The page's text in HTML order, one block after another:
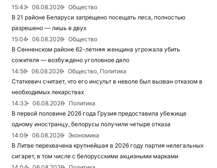
15:43
06.08.2026
Общество
В 21 районе Беларуси запрещено посещать леса, полностью
разрешено — лишь в двух
15:04
06.08.2026
Общество
В Сенненском районе 62-летняя женщина угрожала убить
сожителя — возбуждено уголовное дело
14:56
06.08.2026
Общество, Политика
Статкевич считает, что его инсульт в неволе был вызван отказом в
необходимых лекарствах
14:33
06.08.2026
Политика
В первой половине 2026 года Грузия предоставила убежище
одному иностранцу, белорусы получили четыре отказа
14:09
06.08.2026
Экономика
В Литве перехвачена крупнейшая в 2026 году партия нелегальных
сигарет, в том числе с белорусскими акцизными марками